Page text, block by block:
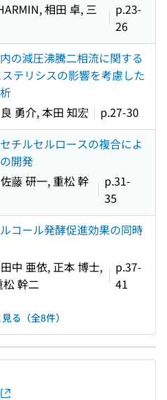
相田 卓, 三
p.23-
26
の減圧沸騰二相流に関する
テリシスの影響を考慮した
勇介, 本田 知宏
p.27-30
チルセルロースの複合によ
開発
藤 研一, 重松 幹
p.31-
35
コール発酵促進効果の同時
中 亜依, 正本 博士,
幹二
p.37-
41
る（全8件）